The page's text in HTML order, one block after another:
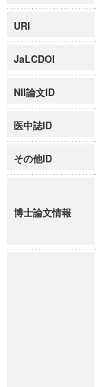
URI
JaLCDOI
NII論文ID
医中誌ID
その他ID
博士論文情報